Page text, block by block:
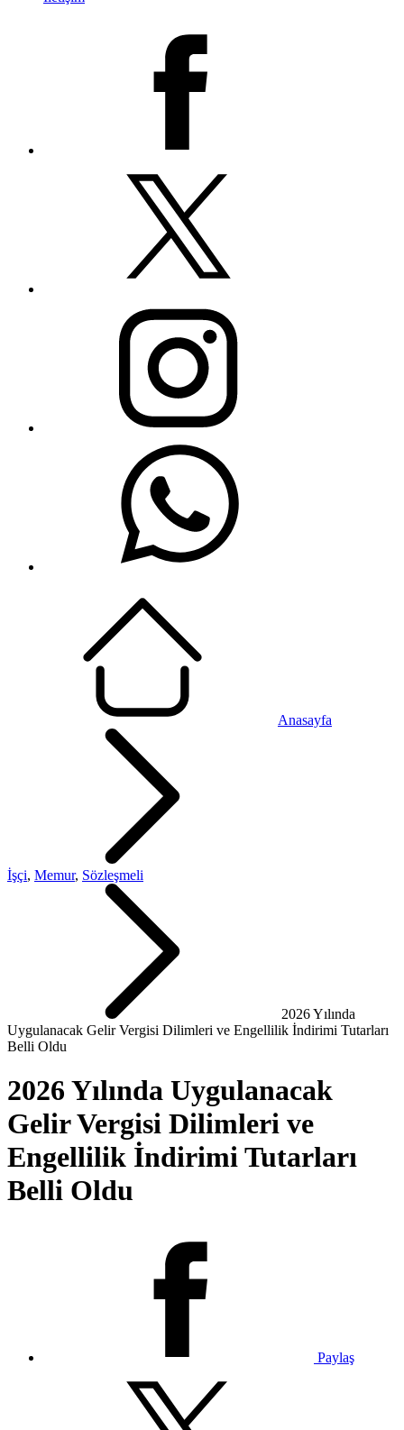
Anasayfa
İşçi, Memur, Sözleşmeli
2026 Yılında
Uygulanacak Gelir Vergisi Dilimleri ve Engellilik İndirimi Tutarları
Belli Oldu
2026 Yılında Uygulanacak
Gelir Vergisi Dilimleri ve
Engellilik İndirimi Tutarları
Belli Oldu
Paylaş